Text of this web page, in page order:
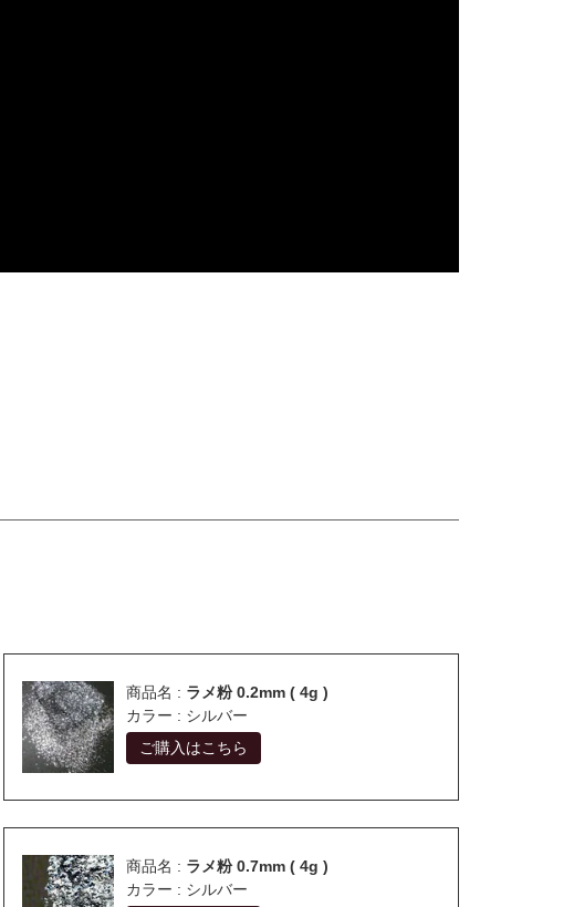
商品名 : ラメ粉 0.2mm ( 4g )
カラー : シルバー
ご購入はこちら
商品名 : ラメ粉 0.7mm ( 4g )
カラー : シルバー